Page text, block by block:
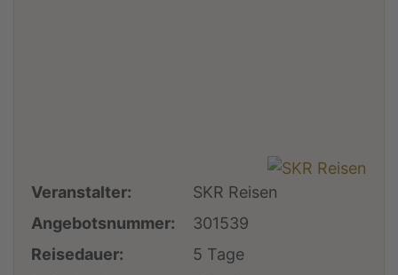
Veranstalter:
SKR Reisen
Angebotsnummer:
301539
Reisedauer:
5 Tage